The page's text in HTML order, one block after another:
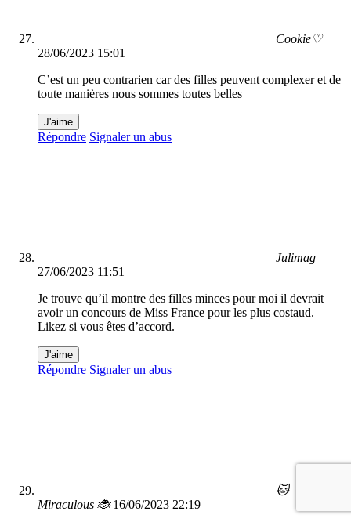
Cookie♡
28/06/2023 15:01
C’est un peu contrarien car des filles peuvent complexer et de
toute manières nous sommes toutes belles
J'aime
Répondre Signaler un abus
Julimag
27/06/2023 11:51
Je trouve qu’il montre des filles minces pour moi il devrait
avoir un concours de Miss France pour les plus costaud.
Likez si vous êtes d’accord.
J'aime
Répondre Signaler un abus
🐱
Miraculous 🐞 16/06/2023 22:19